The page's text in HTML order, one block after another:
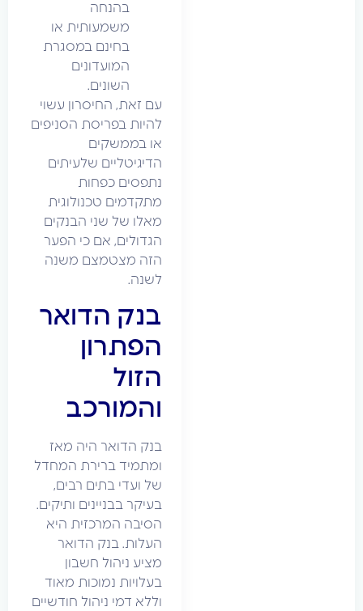
בהנחה
משמעותית או
בחינם במסגרת
המועדונים
השונים.
עם זאת, החיסרון עשוי
להיות בפריסת הסניפים
או בממשקים
הדיגיטליים שלעיתים
נתפסים כפחות
מתקדמים טכנולוגית
מאלו של שני הבנקים
הגדולים, אם כי הפער
הזה מצטמצם משנה
לשנה.
בנק הדואר
הפתרון
הזול
והמורכב
בנק הדואר היה מאז
ומתמיד ברירת המחדל
של ועדי בתים רבים,
בעיקר בבניינים ותיקים.
הסיבה המרכזית היא
העלות. בנק הדואר
מציע ניהול חשבון
בעלויות נמוכות מאוד
וללא דמי ניהול חודשיים